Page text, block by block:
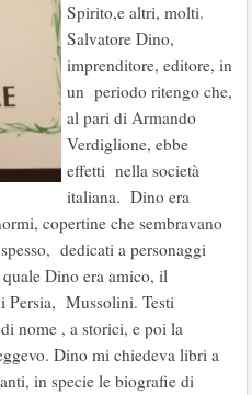
Spirito,e altri, molti.
Salvatore Dino,
imprenditore, editore, in
un periodo ritengo che,
al pari di Armando
Verdiglione, ebbe
effetti nella società
italiana. Dino era
copertine che sembravano
dedicati a personaggi
Dino era amico, il
Persia, Mussolini. Testi
nome , a storici, e poi la
Dino mi chiedeva libri a
in specie le biografie di